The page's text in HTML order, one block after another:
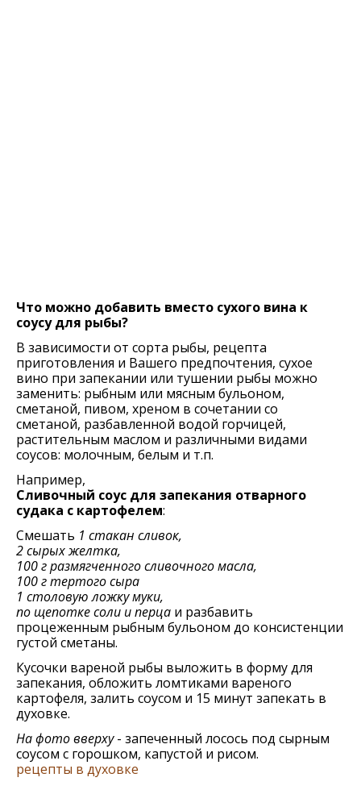
Что можно добавить вместо сухого вина к
соусу для рыбы?
В зависимости от сорта рыбы, рецепта
приготовления и Вашего предпочтения, сухое
вино при запекании или тушении рыбы можно
заменить: рыбным или мясным бульоном,
сметаной, пивом, хреном в сочетании со
сметаной, разбавленной водой горчицей,
растительным маслом и различными видами
соусов: молочным, белым и т.п.
Например,
Сливочный соус для запекания отварного
судака с картофелем:
Смешать 1 стакан сливок,
2 сырых желтка,
100 г размягченного сливочного масла,
100 г тертого сыра
1 столовую ложку муки,
по щепотке соли и перца и разбавить
процеженным рыбным бульоном до консистенции
густой сметаны.
Кусочки вареной рыбы выложить в форму для
запекания, обложить ломтиками вареного
картофеля, залить соусом и 15 минут запекать в
духовке.
На фото вверху- запеченный лосось под сырным
соусом с горошком, капустой и рисом.
рецепты в духовке